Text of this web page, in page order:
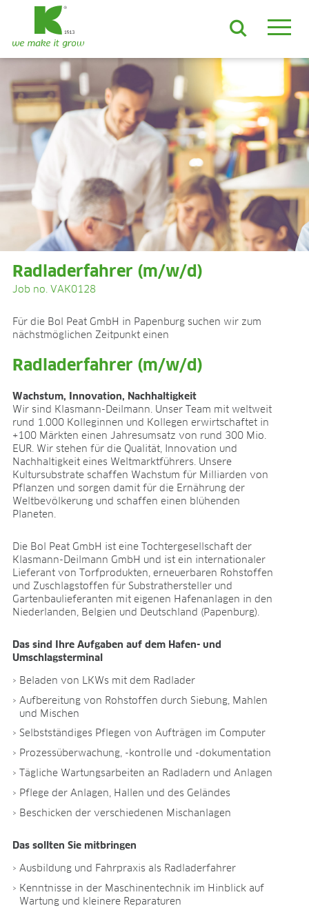
DE EN NL JA
PRODUKTE & LÖSUNGEN
ADVANCED-Substrate
ProLine Substrate
Florabella® Hobbyerden
Containermulch
Growcoon
Log & Solve
Growbag
Sphaxx®
ANWENDUNGSFELDER
Jungpflanzenanzucht
Topfkräuter
Beet- und Balkonpflanzen
Topfpflanzen
Containerpflanzen
Forstpflanzen
Beerenobst
Qualitätserden für den Fachhandel
Sphagnum für Orchideen
Über uns
Standorte
Zahlen & Fakten
Nachhaltigkeit
Forschung & Entwicklung
Liefersicherheit
Stellenangebote
Benefits
Entwicklungsprogramme
Das sagt unser Team
Kontakt
Anwendungsvideos
Zertifikate
Radladerfahrer (m/w/d)
Job no. VAK0128
Für die Bol Peat GmbH in Papenburg suchen wir zum
nächstmöglichen Zeitpunkt einen
Radladerfahrer (m/w/d)
Wachstum, Innovation, Nachhaltigkeit
Wir sind Klasmann-Deilmann. Unser Team mit weltweit
rund 1.000 Kolleginnen und Kollegen erwirtschaftet in
+100 Märkten einen Jahresumsatz von rund 300 Mio.
EUR. Wir stehen für die Qualität, Innovation und
Nachhaltigkeit eines Weltmarktführers. Unsere
Kultursubstrate schaffen Wachstum für Milliarden von
Pflanzen und sorgen damit für die Ernährung der
Weltbevölkerung und schaffen einen blühenden
Planeten.
Die Bol Peat GmbH ist eine Tochtergesellschaft der
Klasmann-Deilmann GmbH und ist ein internationaler
Lieferant von Torfprodukten, erneuerbaren Rohstoffen
und Zuschlagstoffen für Substrathersteller und
Gartenbaulieferanten mit eigenen Hafenanlagen in den
Niederlanden, Belgien und Deutschland (Papenburg).
Das sind Ihre Aufgaben auf dem Hafen- und
Umschlagsterminal
Beladen von LKWs mit dem Radlader
Aufbereitung von Rohstoffen durch Siebung, Mahlen
und Mischen
Selbstständiges Pflegen von Aufträgen im Computer
Prozessüberwachung, -kontrolle und -dokumentation
Tägliche Wartungsarbeiten an Radladern und Anlagen
Pflege der Anlagen, Hallen und des Geländes
Beschicken der verschiedenen Mischanlagen
Das sollten Sie mitbringen
Ausbildung und Fahrpraxis als Radladerfahrer
Kenntnisse in der Maschinentechnik im Hinblick auf
Wartung und kleinere Reparaturen